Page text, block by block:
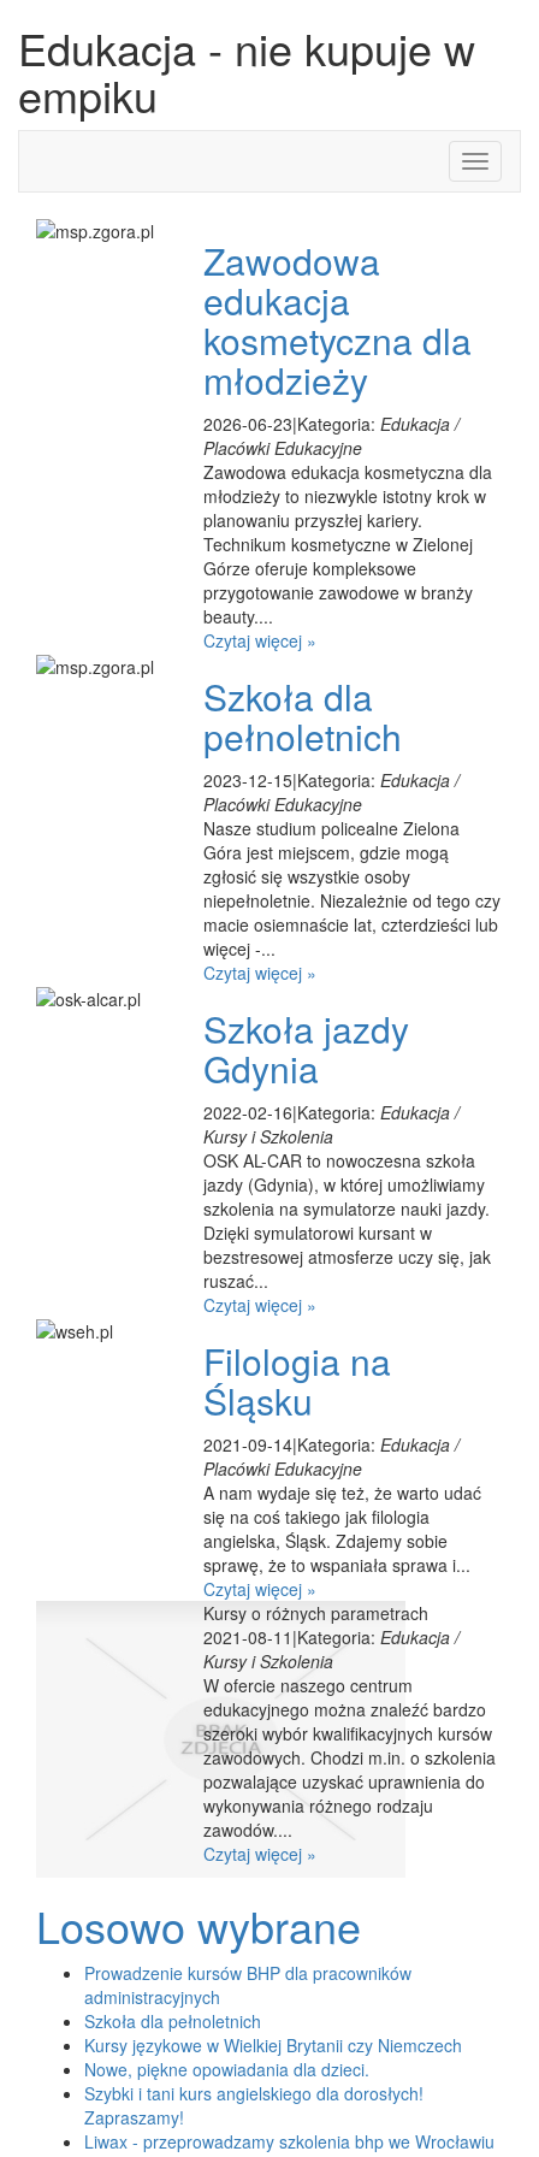
Edukacja - nie kupuje w
empiku
Toggle
Zawodowa
edukacja
kosmetyczna dla
młodzieży
2026-06-23|Kategoria:Edukacja /
Placówki Edukacyjne
Zawodowa edukacja kosmetyczna dla
młodzieży to niezwykle istotny krok w
planowaniu przyszłej kariery.
Technikum kosmetyczne w Zielonej
Górze oferuje kompleksowe
przygotowanie zawodowe w branży
beauty....
Czytaj więcej »
Szkoła dla
pełnoletnich
2023-12-15|Kategoria:Edukacja /
Placówki Edukacyjne
Nasze studium policealne Zielona
Góra jest miejscem, gdzie mogą
zgłosić się wszystkie osoby
niepełnoletnie. Niezależnie od tego czy
macie osiemnaście lat, czterdzieści lub
więcej -...
Czytaj więcej »
Szkoła jazdy
Gdynia
2022-02-16|Kategoria:Edukacja /
Kursy i Szkolenia
OSK AL-CAR to nowoczesna szkoła
jazdy (Gdynia), w której umożliwiamy
szkolenia na symulatorze nauki jazdy.
Dzięki symulatorowi kursant w
bezstresowej atmosferze uczy się, jak
ruszać...
Czytaj więcej »
Filologia na
Śląsku
2021-09-14|Kategoria:Edukacja /
Placówki Edukacyjne
A nam wydaje się też, że warto udać
się na coś takiego jak filologia
angielska, Śląsk. Zdajemy sobie
sprawę, że to wspaniała sprawa i...
Czytaj więcej »
Kursy o różnych parametrach
2021-08-11 |Kategoria:Edukacja /
Kursy i Szkolenia
W ofercie naszego centrum
edukacyjnego można znaleźć bardzo
szeroki wybór kwalifikacyjnych kursów
zawodowych. Chodzi m.in. o szkolenia
pozwalające uzyskać uprawnienia do
wykonywania różnego rodzaju
zawodów....
Czytaj więcej »
Losowo wybrane
Prowadzenie kursów BHP dla pracowników
administracyjnych
Szkoła dla pełnoletnich
Kursy językowe w Wielkiej Brytanii czy Niemczech
Nowe, piękne opowiadania dla dzieci.
Szybki i tani kurs angielskiego dla dorosłych!
Zapraszamy!
Liwax - przeprowadzamy szkolenia bhp we Wrocławiu